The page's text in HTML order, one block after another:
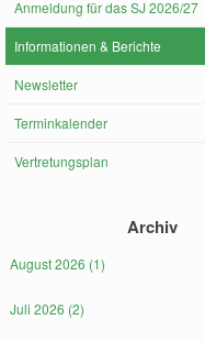
Anmeldung für das SJ 2026/27
Informationen & Berichte
Newsletter
Terminkalender
Vertretungsplan
Archiv
August 2026 (1)
Juli 2026 (2)